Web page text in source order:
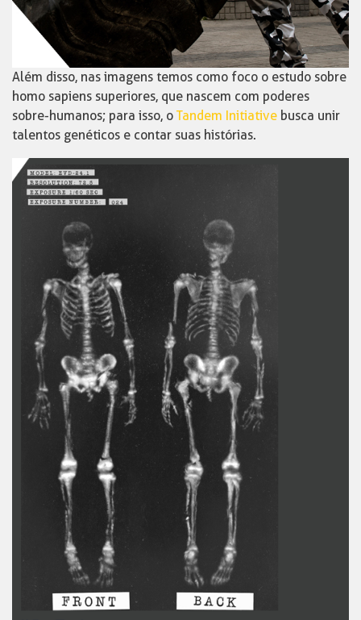
Além disso, nas imagens temos como foco o estudo sobre
homo sapiens superiores, que nascem com poderes
sobre-humanos; para isso, o Tandem Initiative busca unir
talentos genéticos e contar suas histórias.